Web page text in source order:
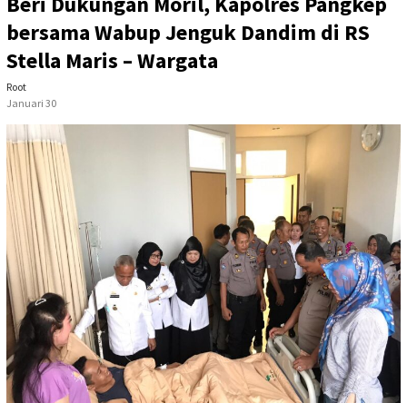
bersama Wabup Jenguk Dandim di RS
Stella Maris – Wargata
Root
Januari 30